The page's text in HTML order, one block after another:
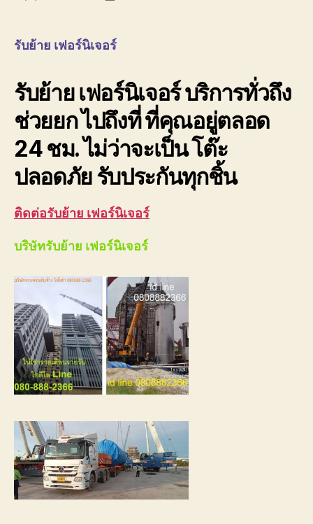
กันเอ
รับย้าย เฟอร์นิเจอร์
รับย้าย เฟอร์นิเจอร์ บริการทั่วถึง
ช่วยยก ไปถึงที่ ที่คุณอยู่ตลอด
24 ชม. ไม่ว่าจะเป็น โต๊ะ
ปลอดภัย รับประกันทุกชิ้น
ติดต่อรับย้าย เฟอร์นิเจอร์
บริษัทรับย้าย เฟอร์นิเจอร์